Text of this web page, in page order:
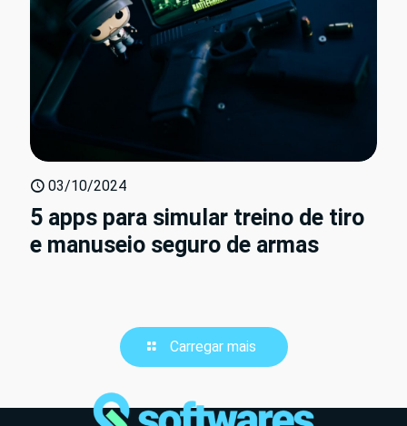
03/10/2024
5 apps para simular treino de tiro
e manuseio seguro de armas
Carregar mais